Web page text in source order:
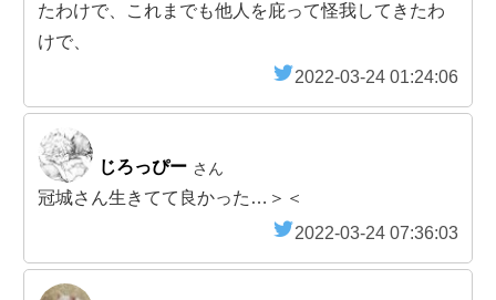
たわけで、これまでも他人を庇って怪我してきたわ
けで、
2022-03-24 01:24:06
じろっぴー さん
冠城さん生きてて良かった…＞＜
2022-03-24 07:36:03